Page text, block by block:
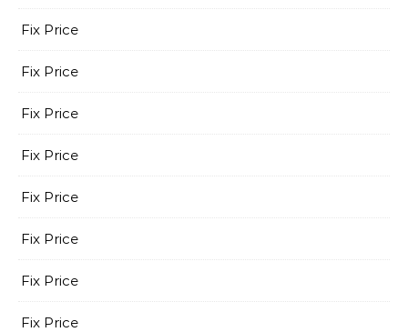
Fix Price
Fix Price
Fix Price
Fix Price
Fix Price
Fix Price
Fix Price
Fix Price